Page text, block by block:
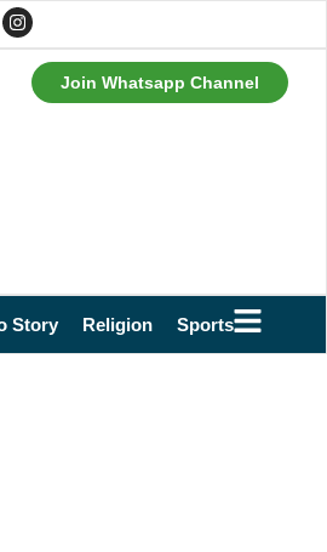
Join Whatsapp Channel
Story Religion Sports